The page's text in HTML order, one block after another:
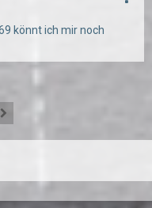
könnt ich mir noch